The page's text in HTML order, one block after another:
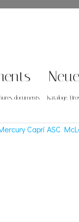
–
documents – Kataloge,